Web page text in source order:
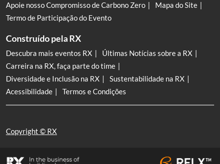
Apoie nosso Compromisso de Carbono Zero
Mapa do Site
Termo de Participação do Evento
Construído pela RX
Descubra mais eventos RX
Últimas Notícias sobre a RX
Carreira na RX, faça parte do time
Diversidade e Inclusão na RX
Sustentabilidade na RX
Acessibilidade
Termos e Condições
Copyright © RX